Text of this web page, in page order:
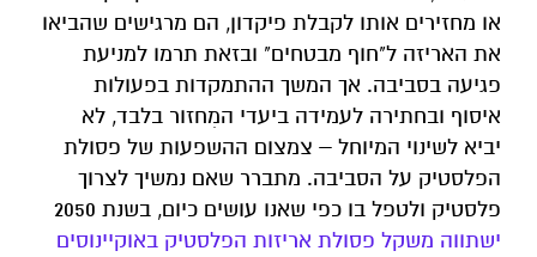
או מחזירים אותו לקבלת פיקדון, הם מרגישים שהביאו
את האריזה ל"חוף מבטחים" ובזאת תרמו למניעת
פגיעה בסביבה. אך המשך ההתמקדות בפעולות
איסוף ובחתירה לעמידה ביעדי המִחזור בלבד, לא
יביא לשינוי המיוחל – צמצום ההשפעות של פסולת
הפלסטיק על הסביבה. מתברר שאם נמשיך לצרוך
פלסטיק ולטפל בו כפי שאנו עושים כיום, בשנת 2050
ישתווה משקל פסולת אריזות הפלסטיק באוקיינוסים